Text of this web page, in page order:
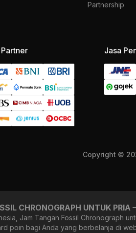
Partnership
Jasa
Copyright ©
CHRONOGRAPH UNTUK
Jam Tangan Fossil Chronograph
poin bagi Anda yang berbelanja di